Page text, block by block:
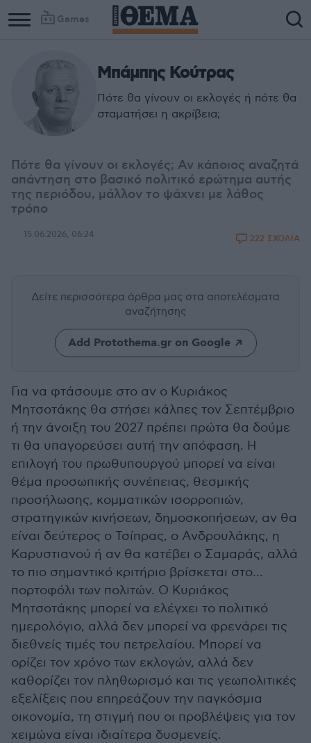
Games
Μπάμπης Κούτρας
Πότε θα γίνουν οι εκλογές ή πότε θα
σταματήσει η ακρίβεια;
Πότε θα γίνουν οι εκλογές; Αν κάποιος αναζητά
απάντηση στο βασικό πολιτικό ερώτημα αυτής
της περιόδου, μάλλον το ψάχνει με λάθος
τρόπο
15.06.2026, 06:24 222 ΣΧΟΛΙΑ
Δείτε περισσότερα άρθρα μας στα αποτελέσματα
αναζήτησης
Add Protothema.gr on Google
Για να φτάσουμε στο αν ο Κυριάκος
Μητσοτάκης θα στήσει κάλπες τον Σεπτέμβριο
ή την άνοιξη του 2027 πρέπει πρώτα θα δούμε
τι θα υπαγορεύσει αυτή την απόφαση. Η
επιλογή του πρωθυπουργού μπορεί να είναι
θέμα προσωπικής συνέπειας, θεσμικής
προσήλωσης, κομματικών ισορροπιών,
στρατηγικών κινήσεων, δημοσκοπήσεων, αν θα
είναι δεύτερος ο Τσίπρας, ο Ανδρουλάκης, η
Καρυστιανού ή αν θα κατέβει ο Σαμαράς, αλλά
το πιο σημαντικό κριτήριο βρίσκεται στο...
πορτοφόλι των πολιτών. Ο Κυριάκος
Μητσοτάκης μπορεί να ελέγχει το πολιτικό
ημερολόγιο, αλλά δεν μπορεί να φρενάρει τις
διεθνείς τιμές του πετρελαίου. Μπορεί να
ορίζει τον χρόνο των εκλογών, αλλά δεν
καθορίζει τον πληθωρισμό και τις γεωπολιτικές
εξελίξεις που επηρεάζουν την παγκόσμια
οικονομία, τη στιγμή που οι προβλέψεις για τον
χειμώνα είναι ιδιαίτερα δυσμενείς.